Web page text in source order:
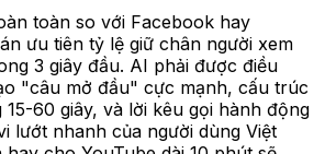
toàn so với Facebook hay
ưu tiên tỷ lệ giữ chân người xem
3 giây đầu. AI phải được điều
"câu mở đầu" cực mạnh, cấu trúc
60 giây, và lời kêu gọi hành động
lướt nhanh của người dùng Việt